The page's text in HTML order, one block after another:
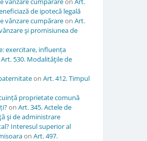
de ipotecă legală
vânzare cumpărareon Art.
şi promisiunea de
exercitare, influența
Art. 530. Modalităţile de
on Art. 412. Timpul
proprietate comună
on Art. 345. Actele de
şi de administrare
Interesul superior al
on Art. 497.